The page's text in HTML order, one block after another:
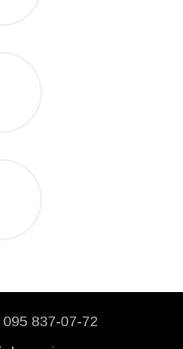
095 837-07-72